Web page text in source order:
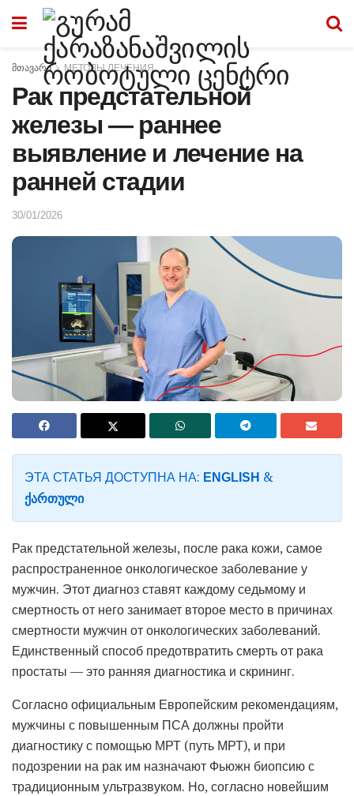
მთავარი МЕТОДЫ ЛЕЧЕНИЯ
Рак предстательной
железы — раннее
выявление и лечение на
ранней стадии
30/01/2026
ЭТА СТАТЬЯ ДОСТУПНА НА: ENGLISH &
ᲥᲐᲠᲗᲣᲚᲘ
Рак предстательной железы, после рака кожи, самое
распространенное онкологическое заболевание у
мужчин. Этот диагноз ставят каждому седьмому и
смертность от него занимает второе место в причинах
смертности мужчин от онкологических заболеваний.
Единственный способ предотвратить смерть от рака
простаты — это ранняя диагностика и скрининг.
Согласно официальным Европейским рекомендациям,
мужчины с повышенным ПСА должны пройти
диагностику с помощью МРТ (путь МРТ), и при
подозрении на рак им назначают Фьюжн биопсию с
традиционным ультразвуком. Но, согласно новейшим